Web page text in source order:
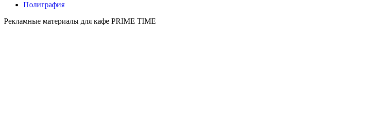
Полиграфия
Рекламные материалы для кафе PRIME TIME